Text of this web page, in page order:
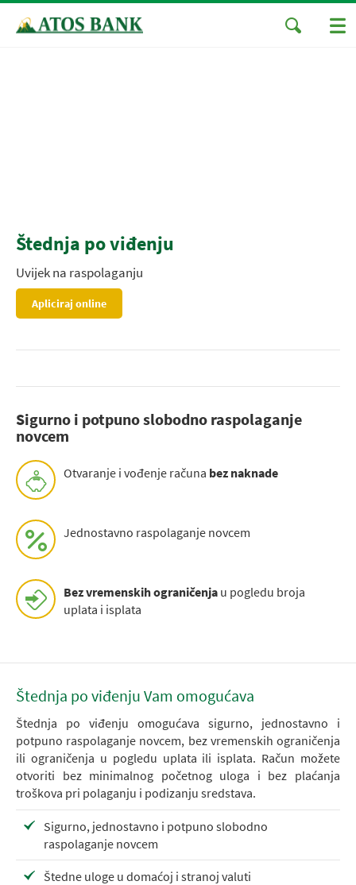
Štednja po viđenju
Uvijek na raspolaganju
Apliciraj online
Sigurno i potpuno slobodno raspolaganje
novcem
Otvaranje i vođenje računa bez naknade
Jednostavno raspolaganje novcem
Bez vremenskih ograničenja u pogledu broja
uplata i isplata
Štednja po viđenju Vam omogućava
Štednja po viđenju omogućava sigurno, jednostavno i
potpuno raspolaganje novcem, bez vremenskih ograničenja
ili ograničenja u pogledu uplata ili isplata. Račun možete
otvoriti bez minimalnog početnog uloga i bez plaćanja
troškova pri polaganju i podizanju sredstava.
Sigurno, jednostavno i potpuno slobodno
raspolaganje novcem
Štedne uloge u domaćoj i stranoj valuti